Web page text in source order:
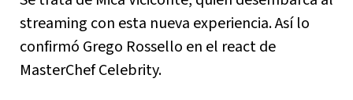
streaming con esta nueva experiencia. Así lo
confirmó Grego Rossello en el react de
MasterChef Celebrity.